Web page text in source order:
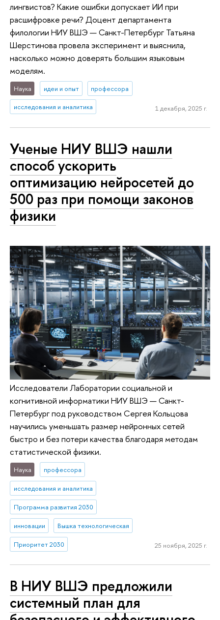
лингвистов? Какие ошибки допускает ИИ при
расшифровке речи? Доцент департамента
филологии НИУ ВШЭ — Санкт-Петербург Татьяна
Шерстинова провела эксперимент и выяснила,
насколько можно доверять большим языковым
моделям.
Наука идеи и опыт профессора
исследования и аналитика 1 декабря, 2025 г.
Ученые НИУ ВШЭ нашли
способ ускорить
оптимизацию нейросетей до
500 раз при помощи законов
физики
Исследователи Лаборатории социальной и
когнитивной информатики НИУ ВШЭ — Санкт-
Петербург под руководством Сергея Кольцова
научились уменьшать размер нейронных сетей
быстро и без потери качества благодаря методам
статистической физики.
Наука профессора
исследования и аналитика
Программа развития 2030
инновации Вышка технологическая
Приоритет 2030 25 ноября, 2025 г.
В НИУ ВШЭ предложили
системный план для